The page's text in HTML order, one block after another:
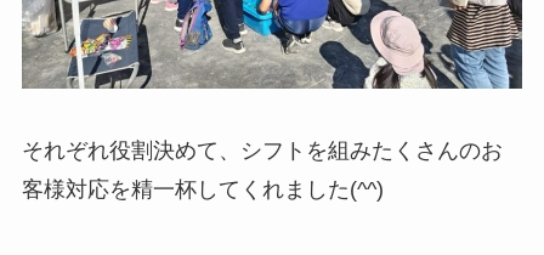
それぞれ役割決めて、シフトを組みたくさんのお
客様対応を精一杯してくれました(^^)